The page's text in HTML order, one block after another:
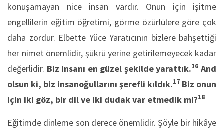
konuşamayan nice insan vardır. Onun için işitme
engellilerin eğitim öğretimi, görme özürlülere göre çok
daha zordur. Elbette Yüce Yaratıcının bizlere bahşettiği
her nimet önemlidir, şükrü yerine getirilemeyecek kadar
değerlidir. Biz insanı en güzel şekilde yarattık.16 And
olsun ki, biz insanoğullarını şerefli kıldık.17 Biz onun
için iki göz, bir dil ve iki dudak var etmedik mi?18
Eğitimde dinleme son derece önemlidir. Şöyle bir hikâye